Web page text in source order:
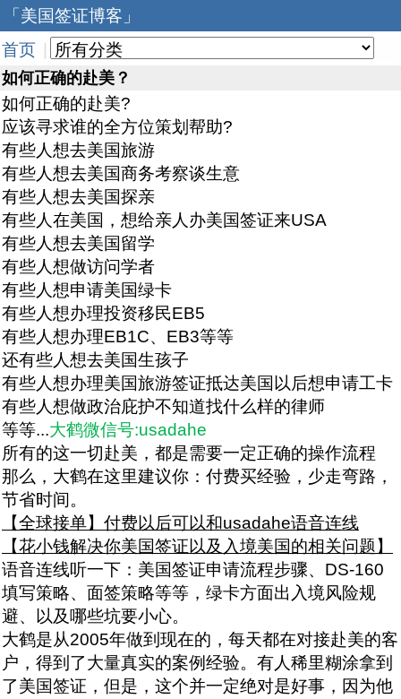
「美国签证博客」
首页
如何正确的赴美？
如何正确的赴美?
应该寻求谁的全方位策划帮助?
有些人想去美国旅游
有些人想去美国商务考察谈生意
有些人想去美国探亲
有些人在美国，想给亲人办美国签证来USA
有些人想去美国留学
有些人想做访问学者
有些人想申请美国绿卡
有些人想办理投资移民EB5
有些人想办理EB1C、EB3等等
还有些人想去美国生孩子
有些人想办理美国旅游签证抵达美国以后想申请工卡
有些人想做政治庇护不知道找什么样的律师
等等...大鹤微信号:usadahe
所有的这一切赴美，都是需要一定正确的操作流程
那么，大鹤在这里建议你：付费买经验，少走弯路，
节省时间。
【全球接单】付费以后可以和usadahe语音连线
【花小钱解决你美国签证以及入境美国的相关问题】
语音连线听一下：美国签证申请流程步骤、DS-160
填写策略、面签策略等等，绿卡方面出入境风险规
避、以及哪些坑要小心。
大鹤是从2005年做到现在的，每天都在对接赴美的客
户，得到了大量真实的案例经验。有人稀里糊涂拿到
了美国签证，但是，这个并一定绝对是好事，因为他